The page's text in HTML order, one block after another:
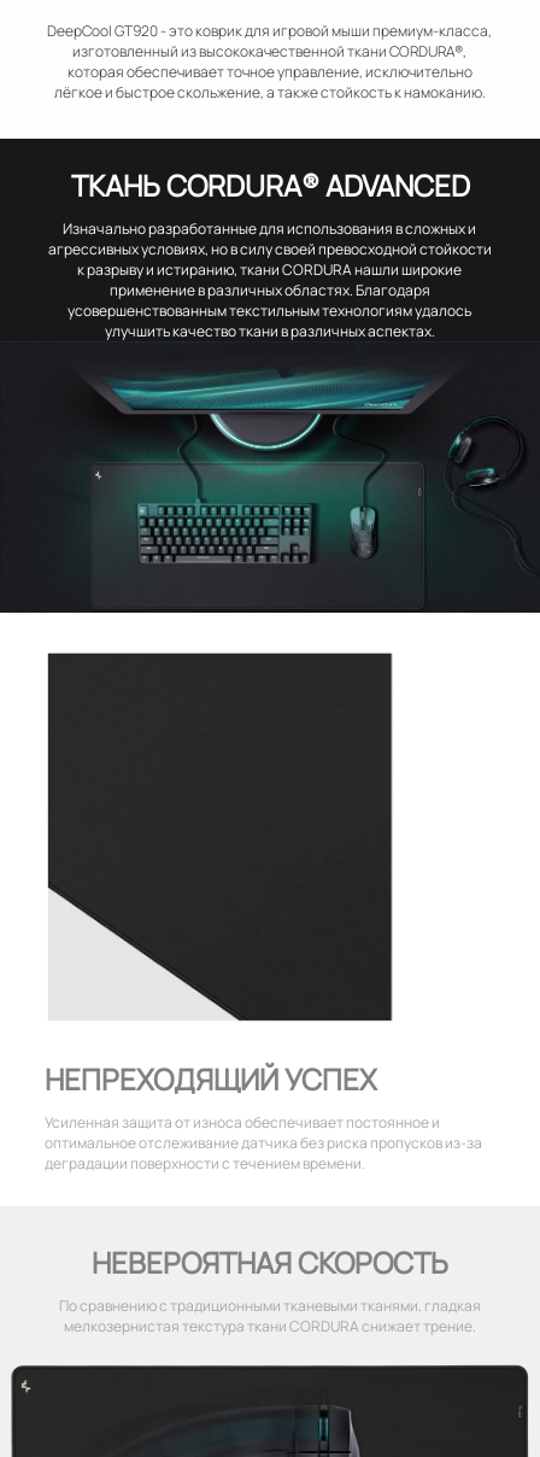
DeepCool GT920 - это коврик для игровой мыши премиум-класса,
изготовленный из высококачественной ткани CORDURA®,
которая обеспечивает точное управление, исключительно
лёгкое и быстрое скольжение, а также стойкость к намоканию.
ТКАНЬ CORDURA® ADVANCED
Изначально разработанные для использования в сложных и
агрессивных условиях, но в силу своей превосходной стойкости
к разрыву и истиранию, ткани CORDURA нашли широкие
применение в различных областях. Благодаря
усовершенствованным текстильным технологиям удалось
улучшить качество ткани в различных аспектах.
НЕПРЕХОДЯЩИЙ УСПЕХ
Усиленная защита от износа обеспечивает постоянное и
оптимальное отслеживание датчика без риска пропусков из-за
деградации поверхности с течением времени.
НЕВЕРОЯТНАЯ СКОРОСТЬ
По сравнению с традиционными тканевыми тканями, гладкая
мелкозернистая текстура ткани CORDURA снижает трение.